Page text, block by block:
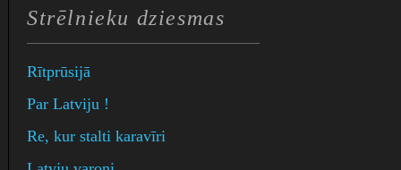
Strēlnieku dziesmas
Rītprūsijā
Par Latviju !
Re, kur stalti karavīri